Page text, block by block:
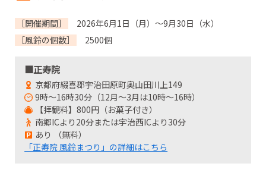
［開催期間］
2026年6月1日（月）～9月30日（水）
［風鈴の個数］
2500個
■正寿院
京都府綴喜郡宇治田原町奥山田川上149
9時～16時30分（12月～3月は10時～16時）
【拝観料】800円（お菓子付き）
南郷ICより20分または宇治西ICより30分
あり （無料）
「正寿院 風鈴まつり」の詳細はこちら